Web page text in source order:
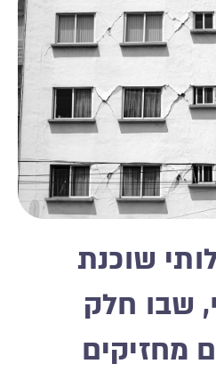
שוכנת
שבו חלק
מחזיקים